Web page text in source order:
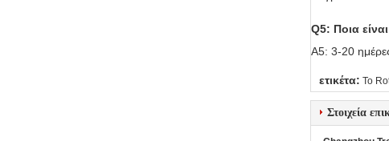
Q5: Ποια
A5: 3-20
ετικέτα: Το
Στοιχεία